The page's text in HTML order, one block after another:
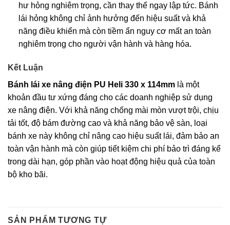
hư hỏng nghiêm trọng, cần thay thế ngay lập tức. Bánh
lái hỏng không chỉ ảnh hưởng đến hiệu suất và khả
năng điều khiển mà còn tiềm ẩn nguy cơ mất an toàn
nghiêm trọng cho người vận hành và hàng hóa.
Kết Luận
Bánh lái xe nâng điện PU Heli 330 x 114mm là một
khoản đầu tư xứng đáng cho các doanh nghiệp sử dụng
xe nâng điện. Với khả năng chống mài mòn vượt trội, chịu
tải tốt, độ bám đường cao và khả năng bảo vệ sàn, loại
bánh xe này không chỉ nâng cao hiệu suất lái, đảm bảo an
toàn vận hành mà còn giúp tiết kiệm chi phí bảo trì đáng kể
trong dài hạn, góp phần vào hoạt động hiệu quả của toàn
bộ kho bãi.
SẢN PHẨM TƯƠNG TỰ